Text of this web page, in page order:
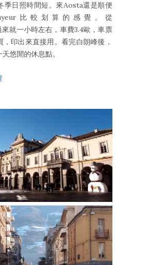
季日照時間短。來Aosta還是順便
比較划算的感覺。從
就一小時左右，車費3.4歐，車票
印出來直接用。看完白朗峰後，
悠閒的休息點。